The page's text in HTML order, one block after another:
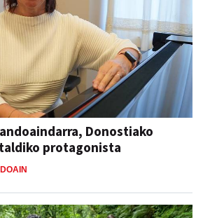
Donostiako
protagonista